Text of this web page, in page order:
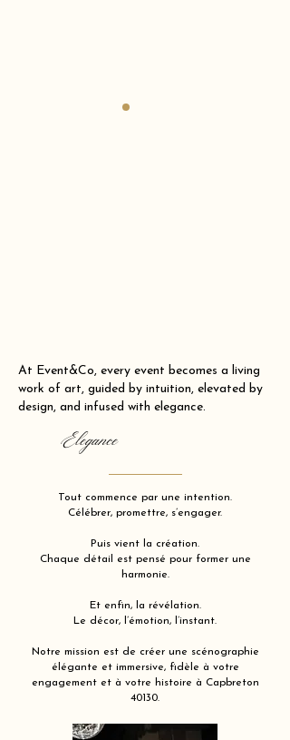
At Event&Co, every event becomes a living
work of art, guided by intuition, elevated by
design, and infused with elegance.
Elegance
Tout commence par une intention.
Célébrer, promettre, s’engager.
Puis vient la création.
Chaque détail est pensé pour former une
harmonie.
Et enfin, la révélation.
Le décor, l’émotion, l’instant.
Notre mission est de créer une scénographie
élégante et immersive, fidèle à votre
engagement et à votre histoire à Capbreton
40130.